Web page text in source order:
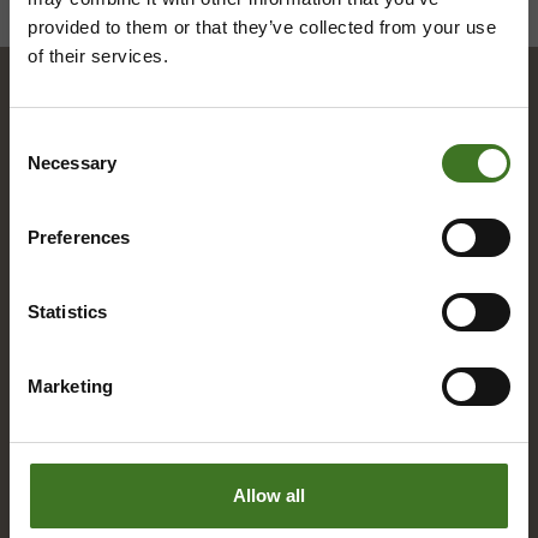
provided to them or that they’ve collected from your use
of their services.
Selection
Necessary
Preferences
Statistics
Marketing
Allow all
A
Asia­kas­pal­ve­lu
Bio­jä­te